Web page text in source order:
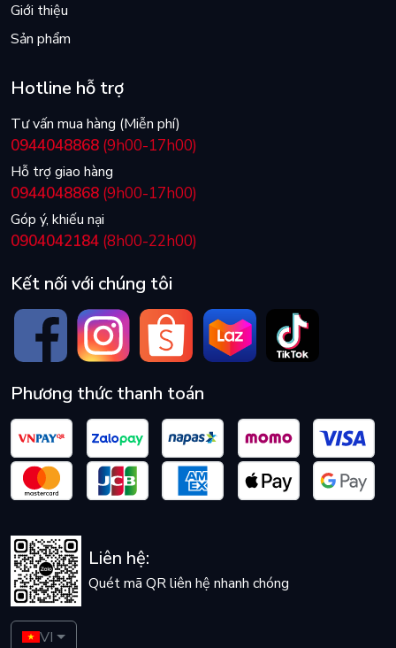
Giới thiệu
Sản phẩm
Hotline hỗ trợ
Tư vấn mua hàng (Miễn phí)
0944048868 (9h00-17h00)
Hỗ trợ giao hàng
0944048868 (9h00-17h00)
Góp ý, khiếu nại
0904042184 (8h00-22h00)
Kết nối với chúng tôi
Phương thức thanh toán
Liên hệ:
Quét mã QR liên hệ nhanh chóng
VI